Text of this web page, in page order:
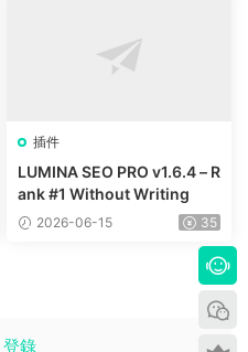
插件
LUMINA SEO PRO v1.6.4 – R
ank #1 Without Writing
2026-06-15 35
登錄